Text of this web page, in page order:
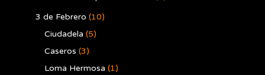
3 de Febrero (10)
Ciudadela (5)
Caseros (3)
Loma Hermosa (1)